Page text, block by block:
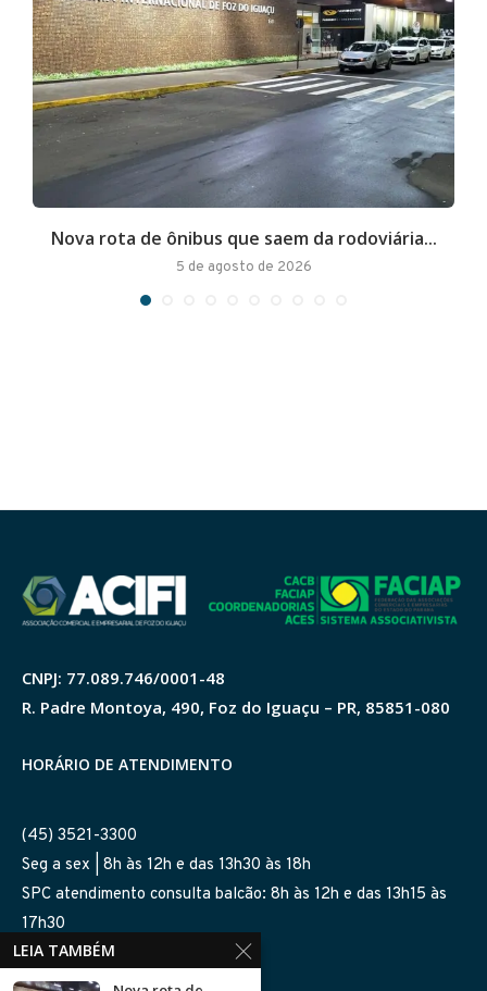
Nova rota de ônibus que saem da rodoviária...
5 de agosto de 2026
CNPJ: 77.089.746/0001-48
R. Padre Montoya, 490, Foz do Iguaçu – PR, 85851-080
HORÁRIO DE ATENDIMENTO
(45) 3521-3300
Seg a sex | 8h às 12h e das 13h30 às 18h
SPC atendimento consulta balcão: 8h às 12h e das 13h15 às
17h30
SIGA-NOS NAS REDES
LEIA TAMBÉM